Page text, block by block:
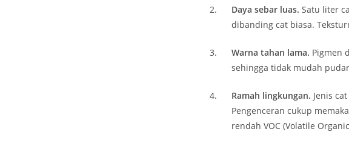
Daya sebar luas. Satu liter
dibanding cat biasa.
Warna tahan lama. Pigmen
sehingga tidak mudah
Ramah lingkungan. Jenis
Pengenceran cukup
rendah VOC (Volatile